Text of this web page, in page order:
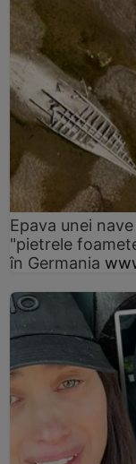
Epava unei
"pietrele
în Germania